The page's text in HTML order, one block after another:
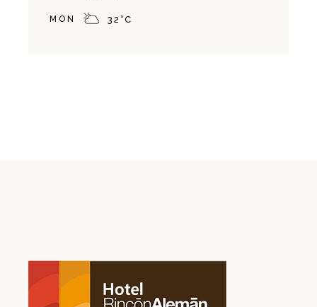
MON 32 °C